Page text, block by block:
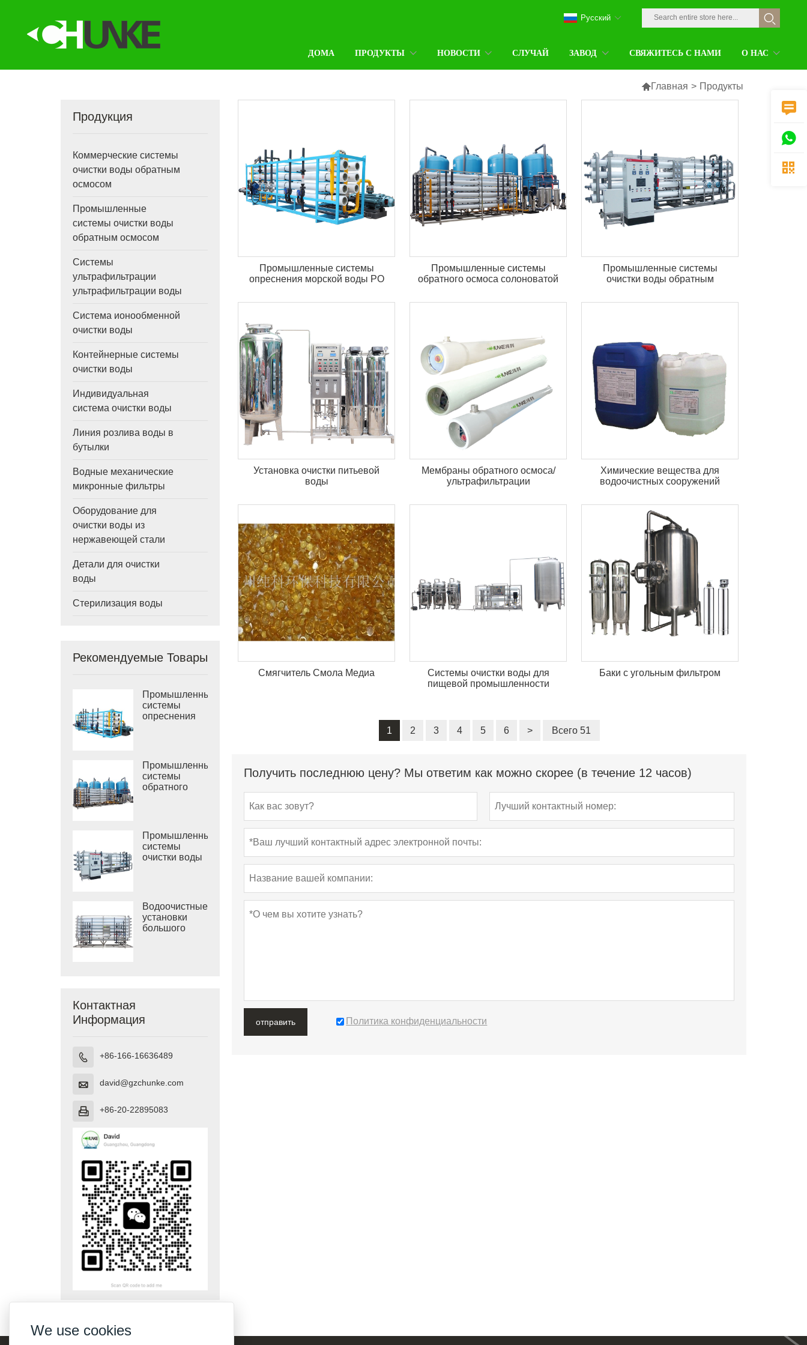
ДОМА ПРОДУКТЫ НОВОСТИ СЛУЧАЙ ЗАВОД СВЯЖИТЕСЬ С НАМИ О НАС
Pусский
Главная > Продукты
Продукция
Коммерческие системы
очистки воды обратным
осмосом
Промышленные
системы очистки воды
обратным осмосом
Системы
ультрафильтрации
ультрафильтрации воды
Система ионообменной
очистки воды
Контейнерные системы
очистки воды
Индивидуальная
система очистки воды
Линия розлива воды в
бутылки
Водные механические
микронные фильтры
Оборудование для
очистки воды из
нержавеющей стали
Детали для очистки
воды
Стерилизация воды
Рекомендуемые Товары
Промышленные
системы
опреснения
Промышленные
системы
обратного
Промышленные
системы
очистки воды
Водоочистные
установки
большого
Контактная
Информация
 +86-166-16636489
 david@gzchunke.com
 +86-20-22895083
Промышленные системы
опреснения морской воды РО
Промышленные системы
обратного осмоса солоноватой
Промышленные системы
очистки воды обратным
Установка очистки питьевой
воды
Мембраны обратного осмоса/
ультрафильтрации
Химические вещества для
водоочистных сооружений
Смягчитель Смола Медиа
Системы очистки воды для
пищевой промышленности
Баки с угольным фильтром
1 2 3 4 5 6 > Всего 51
Получить последнюю цену? Мы ответим как можно скорее (в течение 12 часов)
отправить Политика конфиденциальности



We use cookies